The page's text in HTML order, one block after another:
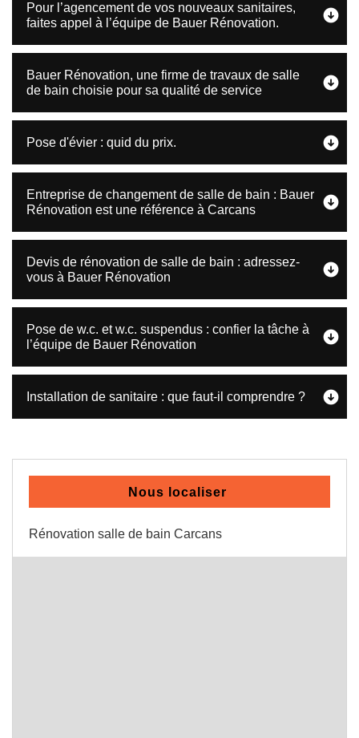
Pour l’agencement de vos nouveaux sanitaires,
faites appel à l’équipe de Bauer Rénovation.
Bauer Rénovation, une firme de travaux de salle
de bain choisie pour sa qualité de service
Pose d'évier : quid du prix.
Entreprise de changement de salle de bain : Bauer
Rénovation est une référence à Carcans
Devis de rénovation de salle de bain : adressez-
vous à Bauer Rénovation
Pose de w.c. et w.c. suspendus : confier la tâche à
l’équipe de Bauer Rénovation
Installation de sanitaire : que faut-il comprendre ?
Nous localiser
Rénovation salle de bain Carcans